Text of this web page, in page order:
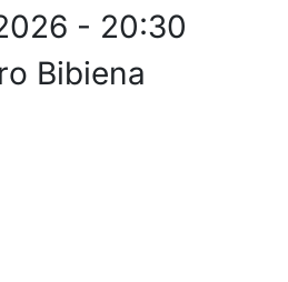
- 20:30
Bibiena